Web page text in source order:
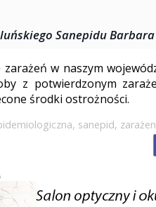
Sanepidu Barbara
w naszym
z potwierdzonym
środki ostrożności.
, sanepid,